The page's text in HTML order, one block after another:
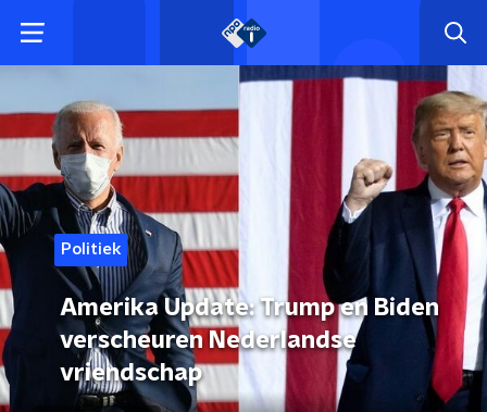
Politiek
Amerika Update: Trump en Biden
verscheuren Nederlandse
vriendschap